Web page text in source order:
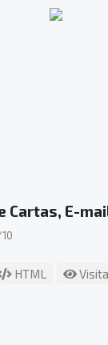
Cartas, E-
HTML